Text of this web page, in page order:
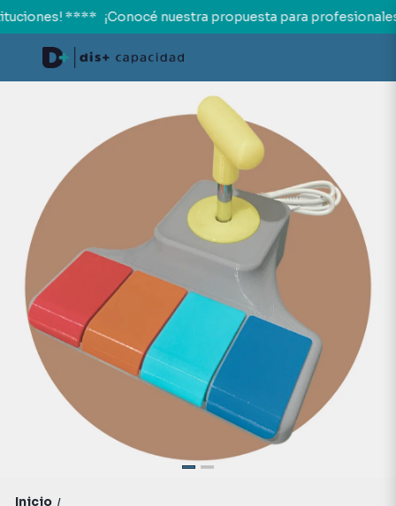
**** ¡Conocé nuestra propuesta para
Inicio